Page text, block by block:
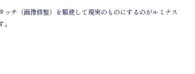
ッチ（画像修整）を駆使して現実のものにするのがルミナス